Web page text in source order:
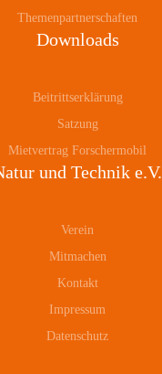
Themenpartnerschaften
Downloads
Beitrittserklärung
Satzung
Mietvertrag Forschermobil
und Technik e.V.
Verein
Mitmachen
Kontakt
Impressum
Datenschutz